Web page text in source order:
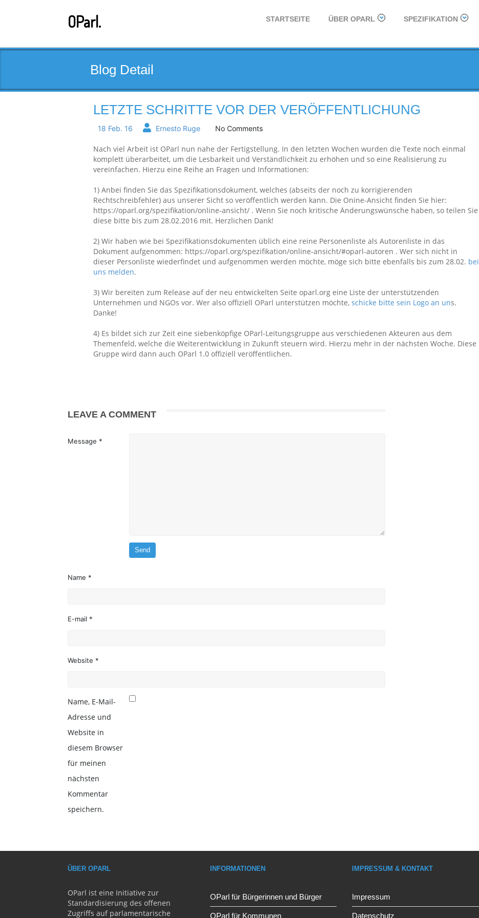
OParl. STARTSEITE ÜBER OPARL SPEZIFIKATION
Blog Detail
LETZTE SCHRITTE VOR DER VERÖFFENTLICHUNG
18 Feb. 16 Ernesto Ruge No Comments
Nach viel Arbeit ist OParl nun nahe der Fertigstellung. In den letzten Wochen wurden die Texte noch einmal
komplett überarbeitet, um die Lesbarkeit und Verständlichkeit zu erhöhen und so eine Realisierung zu
vereinfachen. Hierzu eine Reihe an Fragen und Informationen:
1) Anbei finden Sie das Spezifikationsdokument, welches (abseits der noch zu korrigierenden
Rechtschreibfehler) aus unserer Sicht so veröffentlich werden kann. Die Onine-Ansicht finden Sie hier:
https://oparl.org/spezifikation/online-ansicht/ . Wenn Sie noch kritische Änderungswünsche haben, so teilen Sie
diese bitte bis zum 28.02.2016 mit. Herzlichen Dank!
2) Wir haben wie bei Spezifikationsdokumenten üblich eine reine Personenliste als Autorenliste in das
Dokument aufgenommen: https://oparl.org/spezifikation/online-ansicht/#oparl-autoren . Wer sich nicht in
dieser Personliste wiederfindet und aufgenommen werden möchte, möge sich bitte ebenfalls bis zum 28.02. bei
uns melden.
3) Wir bereiten zum Release auf der neu entwickelten Seite oparl.org eine Liste der unterstützenden
Unternehmen und NGOs vor. Wer also offiziell OParl unterstützen möchte, schicke bitte sein Logo an uns.
Danke!
4) Es bildet sich zur Zeit eine siebenköpfige OParl-Leitungsgruppe aus verschiedenen Akteuren aus dem
Themenfeld, welche die Weiterentwicklung in Zukunft steuern wird. Hierzu mehr in der nächsten Woche. Diese
Gruppe wird dann auch OParl 1.0 offiziell veröffentlichen.
LEAVE A COMMENT
Message *
Name *
E-mail *
Website *
Name, E-Mail-
Adresse und
Website in
diesem Browser
für meinen
nächsten
Kommentar
speichern.
ÜBER OPARL
OParl ist eine Initiative zur
Standardisierung des offenen
Zugriffs auf parlamentarische
INFORMATIONEN
OParl für Bürgerinnen und Bürger
OParl für Kommunen
IMPRESSUM & KONTAKT
Impressum
Datenschutz